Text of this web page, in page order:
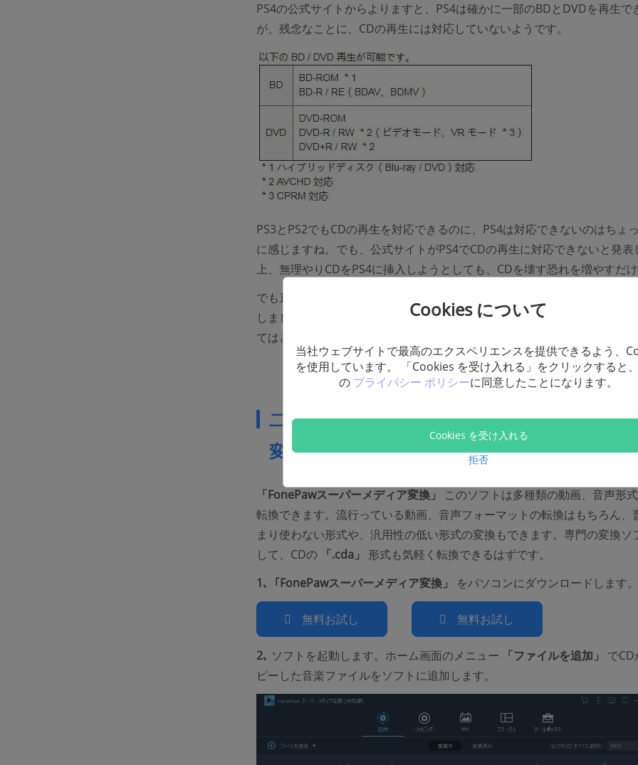
PS4の公式サイトからよりますと、PS4は確かに一部のBDとDVDを再生で
が、残念なことに、CDの再生には対応していないようです。
PS3とPS2でもCDの再生を対応できるのに、PS4は対応できないのはちょ
に感じますね。でも、公式サイトがPS4でCDの再生に対応できないと発表
上、無理やりCDをPS4に挿入しようとしても、CDを壊す恐れを増やすだ
でも直接CDを再生できないとは言え、他のCDの音楽をPS4で再生する方
しましょう。例えば、CDの音楽をパソコンにコピーし、更にUSBでPS4に
てはどうですか。
二､CDからコピーした音楽をPS4対応の動画形
変換する
「FonePawスーパーメディア変換」
このソフトは多種類の動画、音声形
転換できます。流行っている動画、音声フォーマットの転換はもちろん、
まり使わない形式や、汎用性の低い形式の変換もできます。専門の変換ソ
して、CDの
「.cda」
形式も気軽く転換できるはずです。
1､「FonePawスーパーメディア変換」
をパソコンにダウンロードします。
無料お試し 無料お試し
2､ ソフトを起動します。ホーム画面のメニュー 「ファイルを追加」
で
ピーした音楽ファイルをソフトに追加します。
Cookies について
当社ウェブサイトで最高のエクスペリエンスを提供できるよう、
を使用しています。 「Cookies を受け入れる」をクリックすると
の プライバシー ポリシーに同意したことになります。
Cookies を受け入れる
拒否